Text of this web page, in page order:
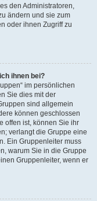
den Administratoren,
ändern und sie zum
oder ihnen Zugriff zu
ihnen bei?
im persönlichen
Sie dies mit der
sind allgemein
können geschlossen
offen ist, können Sie ihr
verlangt die Gruppe eine
Ein Gruppenleiter muss
warum Sie in die Gruppe
Gruppenleiter, wenn er